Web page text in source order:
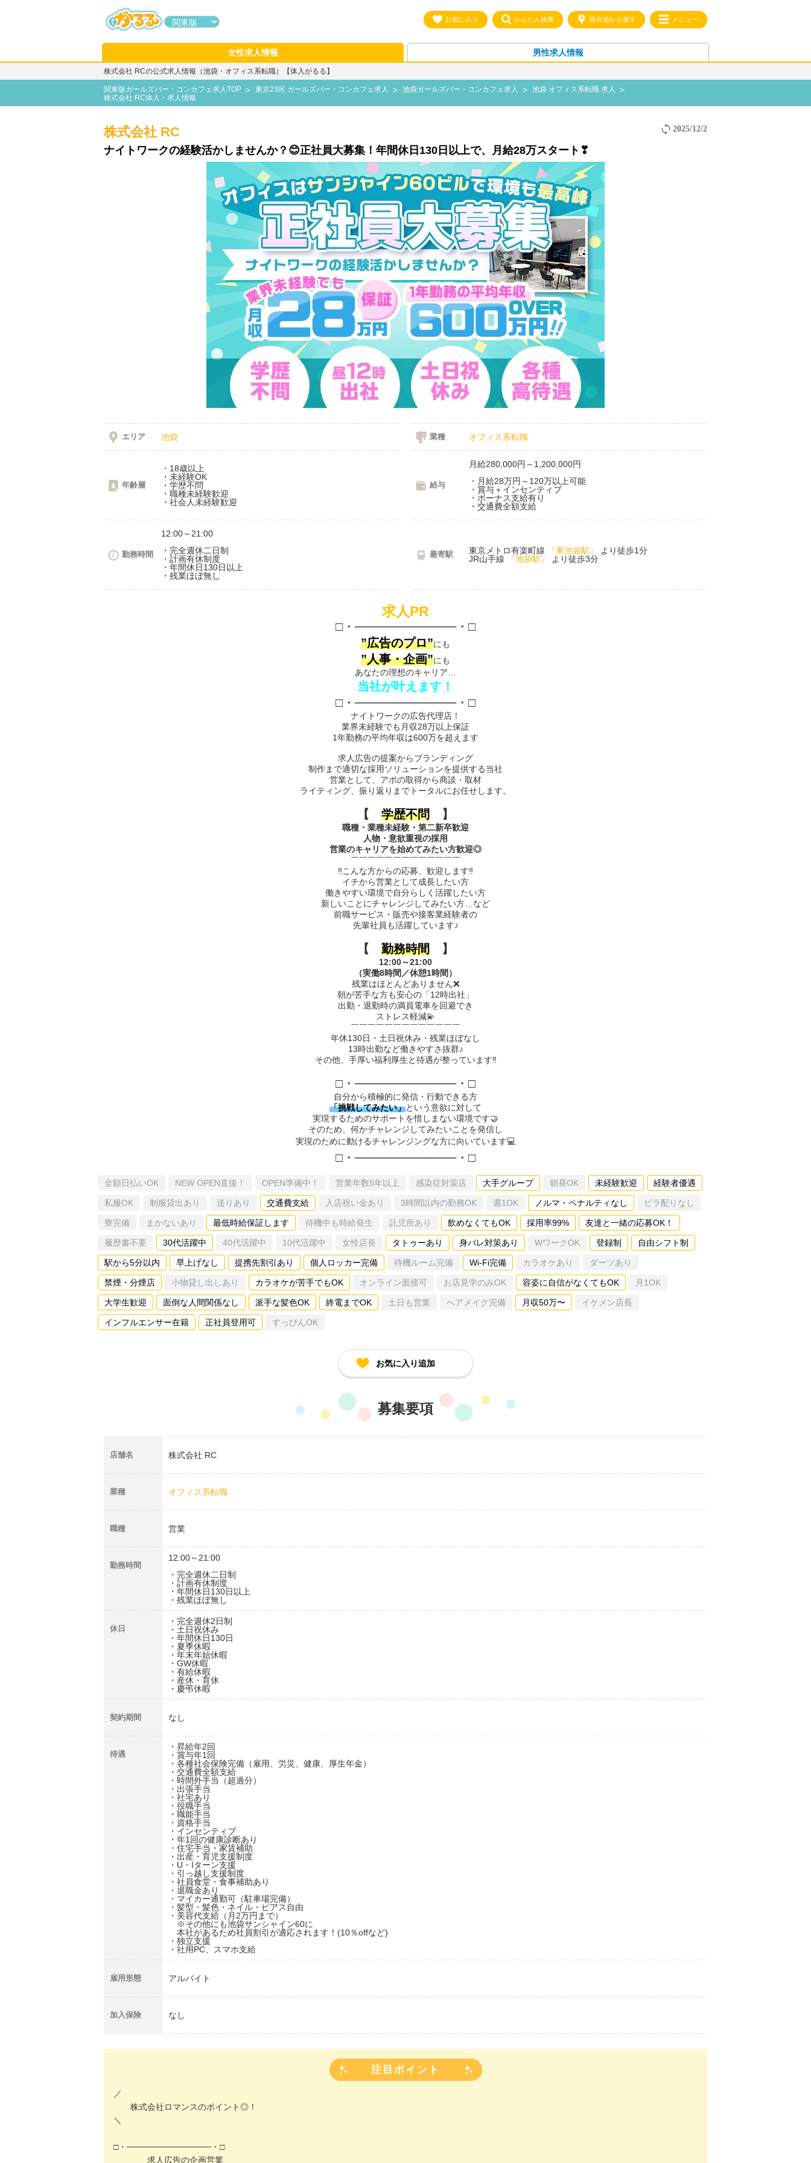
お気に入り かんたん検索 現在地から探す メニュー
女性求人情報 男性求人情報
株式会社 RCの公式求人情報（池袋・オフィス系転職）【体入がるる】
関東版ガールズバー・コンカフェ求人TOP 東京23区 ガールズバー・コンカフェ求人 池袋ガールズバー・コンカフェ求人
池袋 オフィス系転職 求人
株式会社 RC体入・求人情報
2025/12/2
株式会社 RC
ナイトワークの経験活かしませんか？😊正社員大募集！年間休日130日以上で、月給28万スタート❣
エリア 池袋 業種 オフィス系転職
年齢層
・18歳以上
・未経験OK
・学歴不問
・職種未経験歓迎
・社会人未経験歓迎
給与
月給280,000円～1,200,000円
・月給28万円～120万以上可能
・賞与＋インセンティブ
・ボーナス支給有り
・交通費全額支給
勤務時間
12:00～21:00
・完全週休二日制
・計画有休制度
・年間休日130日以上
・残業ほぼ無し
最寄駅 東京メトロ有楽町線 『東池袋駅』
より徒歩1分
JR山手線
『池袋駅』 より徒歩3分
求人PR
□・────────────・□
”広告のプロ”にも
”人事・企画”にも
あなたの理想のキャリア…
当社が叶えます！
□・────────────・□
ナイトワークの広告代理店！
業界未経験でも月収28万以上保証
1年勤務の平均年収は600万を超えます
求人広告の提案からブランディング
制作まで適切な採用ソリューションを提供する当社
営業として、アポの取得から商談・取材
ライティング、振り返りまでトータルにお任せします。
【 学歴不問 】
職種・業種未経験・第二新卒歓迎
人物・意欲重視の採用
営業のキャリアを始めてみたい方歓迎◎
￣￣￣￣￣￣￣￣￣￣￣￣￣
‼️こんな方からの応募、歓迎します‼️
イチから営業として成長したい方
働きやすい環境で自分らしく活躍したい方
新しいことにチャレンジしてみたい方…など
前職サービス・販売や接客業経験者の
先輩社員も活躍しています♪
【 勤務時間 】
12:00～21:00
（実働8時間／休憩1時間）
残業はほとんどありません❌
朝が苦手な方も安心の「12時出社」
出勤・退勤時の満員電車を回避でき
ストレス軽減💫
￣￣￣￣￣￣￣￣￣￣￣￣￣
年休130日・土日祝休み・残業ほぼなし
13時出勤など働きやすさ抜群♪
その他、手厚い福利厚生と待遇が整っています‼️
□・────────────・□
自分から積極的に発信・行動できる方
「挑戦してみたい」という意欲に対して
実現するためのサポートを惜しまない環境です🤝
そのため、何かチャレンジしてみたいことを発信し
実現のために動けるチャレンジングな方に向いています💻
□・────────────・□
全額日払いOK NEW OPEN直後！ OPEN準備中！ 営業年数5年以上 感染症対策店 大手グループ 朝昼OK 未経験歓迎 経験者優遇
私服OK 制服貸出あり 送りあり 交通費支給 入店祝い金あり 3時間以内の勤務OK 週1OK ノルマ・ペナルティなし ビラ配りなし
寮完備 まかないあり 最低時給保証します 待機中も時給発生 託児所あり 飲めなくてもOK 採用率99% 友達と一緒の応募OK！
履歴書不要 30代活躍中 40代活躍中 10代活躍中 女性店長 タトゥーあり 身バレ対策あり WワークOK 登録制 自由シフト制
駅から5分以内 早上げなし 提携先割引あり 個人ロッカー完備 待機ルーム完備 Wi-Fi完備 カラオケあり ダーツあり
禁煙・分煙店 小物貸し出しあり カラオケが苦手でもOK オンライン面接可 お店見学のみOK 容姿に自信がなくてもOK 月1OK
大学生歓迎 面倒な人間関係なし 派手な髪色OK 終電までOK 土日も営業 へアメイク完備 月収50万〜 イケメン店長
インフルエンサー在籍 正社員登用可 すっぴんOK
お気に入り追加
募集要項
店舗名 株式会社 RC
業種 オフィス系転職
職種 営業
勤務時間
12:00～21:00
・完全週休二日制
・計画有休制度
・年間休日130日以上
・残業ほぼ無し
休日
・完全週休2日制
・土日祝休み
・年間休日130日
・夏季休暇
・年末年始休暇
・GW休暇
・有給休暇
・産休・育休
・慶弔休暇
契約期間 なし
待遇
・昇給年2回
・賞与年1回
・各種社会保険完備（雇用、労災、健康、厚生年金）
・交通費全額支給
・時間外手当（超過分）
・出張手当
・社宅あり
・役職手当
・職能手当
・資格手当
・インセンティブ
・年1回の健康診断あり
・住宅手当・家賃補助
・出産・育児支援制度
・U・Iターン支援
・引っ越し支援制度
・社員食堂・食事補助あり
・退職金あり
・マイカー通勤可（駐車場完備）
・髪型・髪色・ネイル・ピアス自由
・美容代支給（月2万円まで）
※その他にも池袋サンシャイン60に
本社があるため社員割引が適応されます！(10％offなど)
・独立支援
・社用PC、スマホ支給
雇用形態 アルバイト
加入保険 なし
注目ポイント
／
株式会社ロマンスのポイント◎！
＼
□・──────────────・□
求人広告の企画営業